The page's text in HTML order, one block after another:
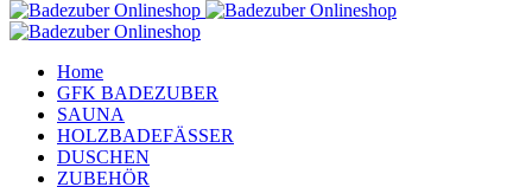
Home
GFK BADEZUBER
SAUNA
HOLZBADEFÄSSER
DUSCHEN
ZUBEHÖR